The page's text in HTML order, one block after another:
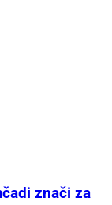
znači za